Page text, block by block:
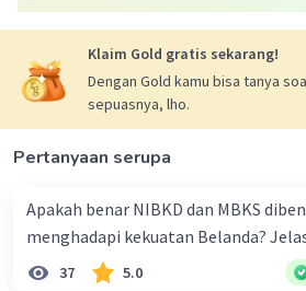
Klaim Gold gratis sekarang!
Dengan Gold kamu bisa tanya
sepuasnya, lho.
Pertanyaan serupa
Apakah benar NIBKD dan MBKS
menghadapi kekuatan Belanda?
37 5.0